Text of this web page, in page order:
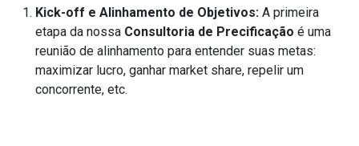
Kick-off e Alinhamento de Objetivos: A primeira
etapa da nossa Consultoria de Precificação é uma
reunião de alinhamento para entender suas metas:
maximizar lucro, ganhar market share, repelir um
concorrente, etc.